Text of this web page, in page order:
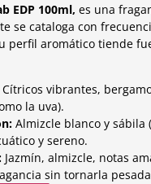
EDP 100ml, es una
se cataloga con
perfil aromático tiende
vibrantes,
la uva).
Almizcle blanco y sábila
y sereno.
Jazmín, almizcle, notas
sin tornarla